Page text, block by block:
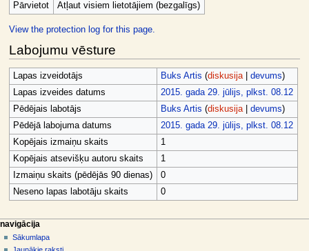
Pārvietot
Atļaut visiem lietotājiem (bezgalīgs)
View the protection log for this page.
Labojumu vēsture
Lapas izveidotājs Buks Artis (diskusija| devums)
Lapas izveides datums
2015. gada 29. jūlijs, plkst. 08.12
Pēdējais labotājs
Buks Artis (diskusija| devums)
Pēdējā labojuma datums
2015. gada 29. jūlijs, plkst. 08.12
Kopējais izmaiņu skaits
1
Kopējais atsevišķu autoru skaits
1
Izmaiņu skaits (pēdējās 90 dienas)
0
Neseno lapas labotāju skaits
0
N
a
lapas darbības
raksts
diskusija
dalībnieka rīki
pieslēgties
navigācija
Sākumlapa